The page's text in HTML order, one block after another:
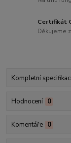
Certifikát
Děkujeme
Kompletní
Hodnocení 0
Komentáře 0